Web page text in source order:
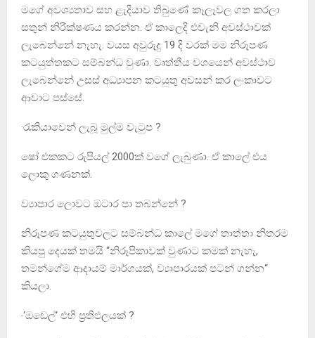
මගේ අවශ්‍යතාව සහ ළැදියාව තිබුණේ කෑලෑවල ගත කරලා
සතුන් නිරීක්ෂණය කරන්න. ඒ කාලෙදි එවැනි අවස්ථාවක්
ලැබෙන්නේ නැහැ. වයස අවුරුදු 19 දි වරක් මම නිරූපණ
කටයුත්තකට සම්බන්ධ වුණා. වෘත්තීය වශයෙන් අවස්ථාව
ලැබෙන්නේ උසස් අධ්‍යාපන කටයුතු අවසන් කර ලංකාවට
ආවාට පස්සේ.
·රැකියාවෙන් ලැබූ මුල්ම වැටුප ?
ෂෝ එකකට රුපියල් 2000ක් වගේ ලැබුණා. ඒ කාලේ එය
ලොකු ගණනක්.
ව්‍යාපාර ලොවට ඔටාර පා තබන්නේ ?
නිරූපණ කටයුතුවලට සම්බන්ධ කාලේ මගේ තාත්තා නිතරම
කියපු දෙයක් තමයි “නිරූපිකාවක් වුණාට කමක් නැහැ,
තමන්ගේම ආදායම් මාර්ගයක්, ව්‍යාපාරයක් පටන් ගන්න“
කියලා.
·‘ඔඩෙල්‘ එහි ප්‍රතිඵලයක් ?